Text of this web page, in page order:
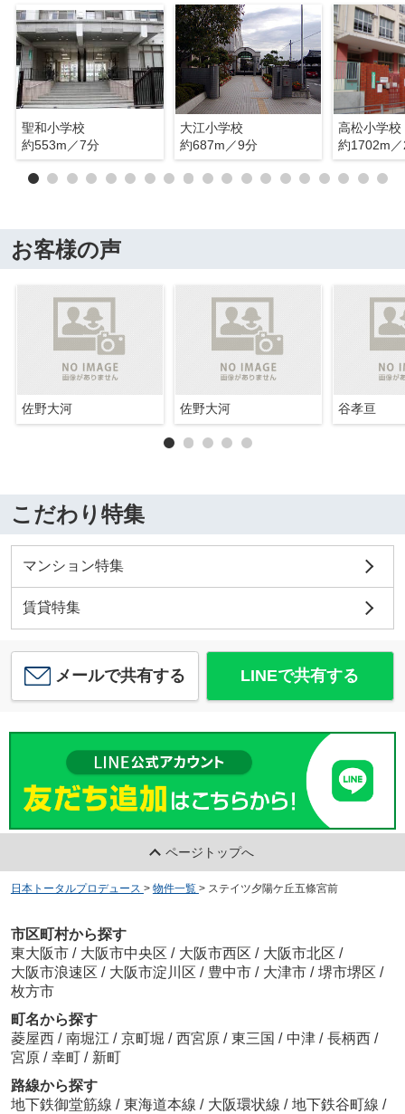
聖和小学校
約553m／7分
大江小学校
約687m／9分
高松小学校
約1702m
お客様の声
佐野大河 佐野大河 谷孝亘
こだわり特集
マンション特集
賃貸特集
メールで共有する LINEで共有する
ページトップへ
日本トータルプロデュース > 物件一覧 > ステイツ夕陽ケ丘五條宮前
市区町村から探す
東大阪市 / 大阪市中央区 / 大阪市西区 / 大阪市北区 /
大阪市浪速区 / 大阪市淀川区 / 豊中市 / 大津市 / 堺市堺区 /
枚方市
町名から探す
菱屋西 / 南堀江 / 京町堀 / 西宮原 / 東三国 / 中津 / 長柄西 /
宮原 / 幸町 / 新町
路線から探す
地下鉄御堂筋線 / 東海道本線 / 大阪環状線 / 地下鉄谷町線 /